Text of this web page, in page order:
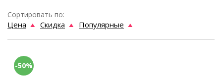
Сортировать по:
Цена Скидка Популярные
-50%